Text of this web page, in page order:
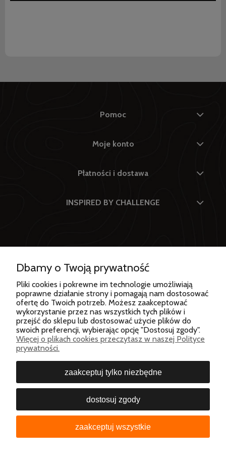
Pomoc
Moje konto
Płatności i dostawa
INSPIRED BY CHALLENGE
Od wielu lat BERGSON to jedna z wiodących, wysokiej
klasy marek odzież i sprzętu outdoor. Produkty marki
BERGSON kierowane są do osób lubiących wyzwania,
ceniących sobie komfort oraz stawiających na wysoką
jakość. Ubrania i sprzęt BERGSON cieszą się ogromnym
zainteresowaniem wśród dynamicznych i aktywnie
żyjących ludzi, dla których, oprócz wygody, ważne są
nowoczesne rozwiązania techniczne oraz design.
© 2026 Bergson Polska sp. z o.o. Wszelkie prawa
zastrzeżone
Dbamy o Twoją prywatność
Pliki cookies i pokrewne im technologie umożliwiają
poprawne działanie strony i pomagają nam dostosować
ofertę do Twoich potrzeb. Możesz zaakceptować
wykorzystanie przez nas wszystkich tych plików i
przejść do sklepu lub dostosować użycie plików do
swoich preferencji, wybierając opcję "Dostosuj zgody".
Więcej o plikach cookies przeczytasz w naszej Polityce
prywatności.
zaakceptuj tylko niezbędne
dostosuj zgody
zaakceptuj wszystkie